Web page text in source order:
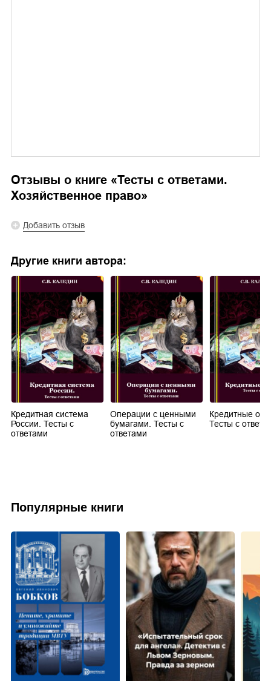
Отзывы о книге «Тесты с ответами.
Хозяйственное право»
Добавить отзыв
Другие книги автора:
Кредитная система
России. Тесты с
ответами
Операции с ценными
бумагами. Тесты с
ответами
Кредитные
Тесты с
Популярные книги